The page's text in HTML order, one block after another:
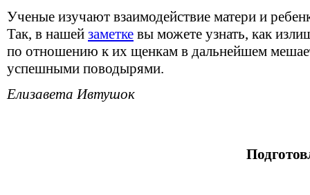
Ученые изучают взаимодействие матери и
Так, в нашей заметке вы можете узнать, как
по отношению к их щенкам в дальнейшем
успешными поводырями.
Елизавета Ивтушок